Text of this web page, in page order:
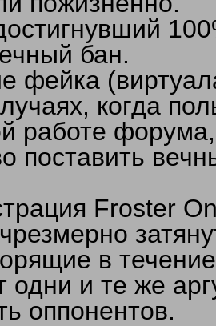
бан.
фейка
когда
работе
поставить
Froster
в
одни и те же
оппонентов.